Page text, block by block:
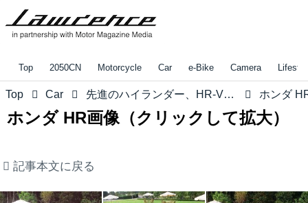
Top 2050CN Motorcycle Car e-Bike Camera
Top Car 先進のハイランダー、HR-Vはドイツで認められた数少ないホンダ車！【みんなの知らないホンダvol.20】
ホンダ HR画像（クリックして拡大）
記事本文に戻る